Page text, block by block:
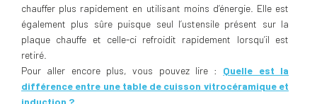
chauffer plus rapidement en utilisant moins d’énergie. Elle est
également plus sûre puisque seul l’ustensile présent sur la
plaque chauffe et celle-ci refroidit rapidement lorsqu’il est
retiré.
Pour aller encore plus, vous pouvez lire : Quelle est la
différence entre une table de cuisson vitrocéramique et
induction ?